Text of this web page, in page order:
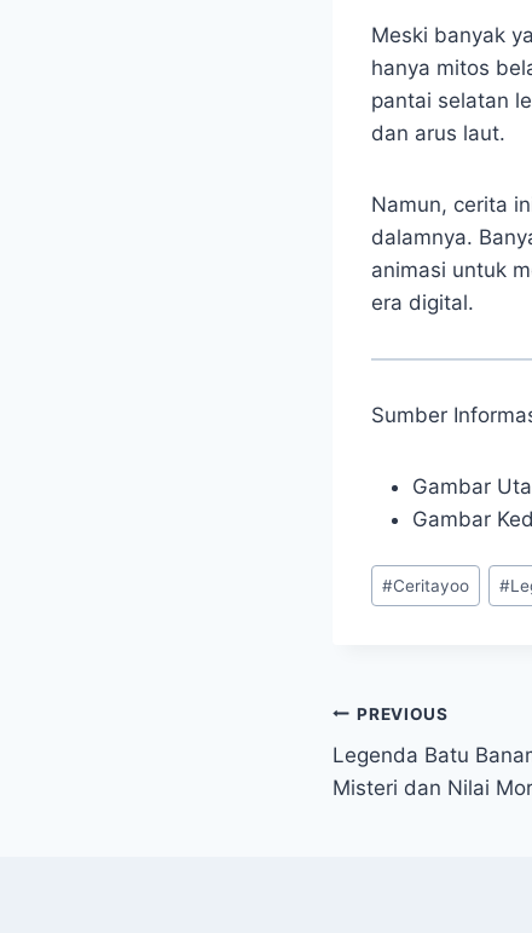
Meski banyak
hanya mitos
pantai selatan
dan arus laut.
Namun, cerita
dalamnya.
animasi untuk
era digital.
Sumber
Gambar
Gambar
Post
Tags:
#Ceritayoo #
Navigasi
pos
PREVIOUS
Legenda Batu
Misteri dan Nilai